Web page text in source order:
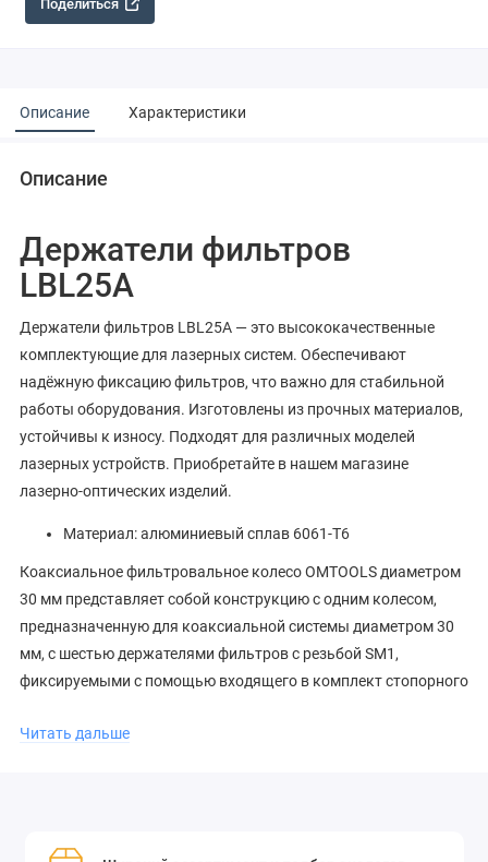
Поделиться
Описание Характеристики
Описание
Держатели фильтров
LBL25A
Держатели фильтров LBL25A — это высококачественные
комплектующие для лазерных систем. Обеспечивают
надёжную фиксацию фильтров, что важно для стабильной
работы оборудования. Изготовлены из прочных материалов,
устойчивы к износу. Подходят для различных моделей
лазерных устройств. Приобретайте в нашем магазине
лазерно-оптических изделий.
Материал: алюминиевый сплав 6061-T6
Коаксиальное фильтровальное колесо OMTOOLS диаметром
30 мм представляет собой конструкцию с одним колесом,
предназначенную для коаксиальной системы диаметром 30
мм, с шестью держателями фильтров с резьбой SM1,
фиксируемыми с помощью входящего в комплект стопорного
компонентов диаметром 1 дюйм.Подпружиненное
имеют резьбу SM1, которая используется для совместимости
Читать дальше